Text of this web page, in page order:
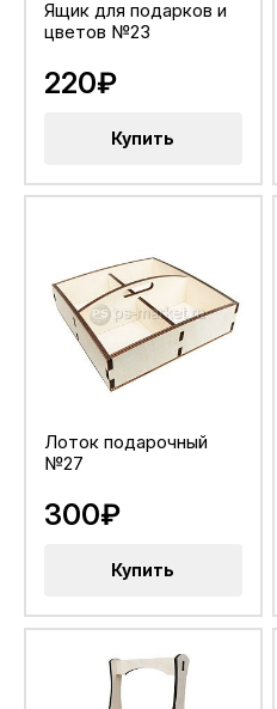
Ящик для подарков и
цветов №23
220₽
Купить
Лоток подарочный
№27
300₽
Купить